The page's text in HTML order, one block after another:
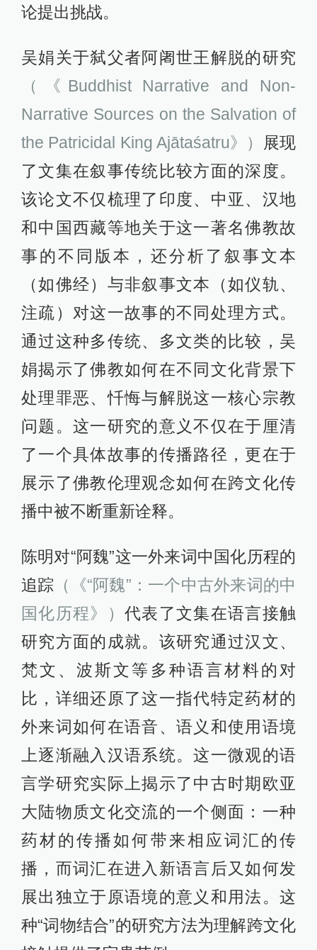
论提出挑战。
吴娟关于弑父者阿阇世王解脱的研究
（《Buddhist Narrative and Non-
Narrative Sources on the Salvation of
the Patricidal King Ajātaśatru》）
展现
了文集在叙事传统比较方面的深度。
该论文不仅梳理了印度、中亚、汉地
和中国西藏等地关于这一著名佛教故
事的不同版本，还分析了叙事文本
（如佛经）与非叙事文本（如仪轨、
注疏）对这一故事的不同处理方式。
通过这种多传统、多文类的比较，吴
娟揭示了佛教如何在不同文化背景下
处理罪恶、忏悔与解脱这一核心宗教
问题。这一研究的意义不仅在于厘清
了一个具体故事的传播路径，更在于
展示了佛教伦理观念如何在跨文化传
播中被不断重新诠释。
陈明对“阿魏”这一外来词中国化历程的
追踪 （《“阿魏”：一个中古外来词的中
国化历程》） 代表了文集在语言接触
研究方面的成就。该研究通过汉文、
梵文、波斯文等多种语言材料的对
比，详细还原了这一指代特定药材的
外来词如何在语音、语义和使用语境
上逐渐融入汉语系统。这一微观的语
言学研究实际上揭示了中古时期欧亚
大陆物质文化交流的一个侧面：一种
药材的传播如何带来相应词汇的传
播，而词汇在进入新语言后又如何发
展出独立于原语境的意义和用法。这
种“词物结合”的研究方法为理解跨文化